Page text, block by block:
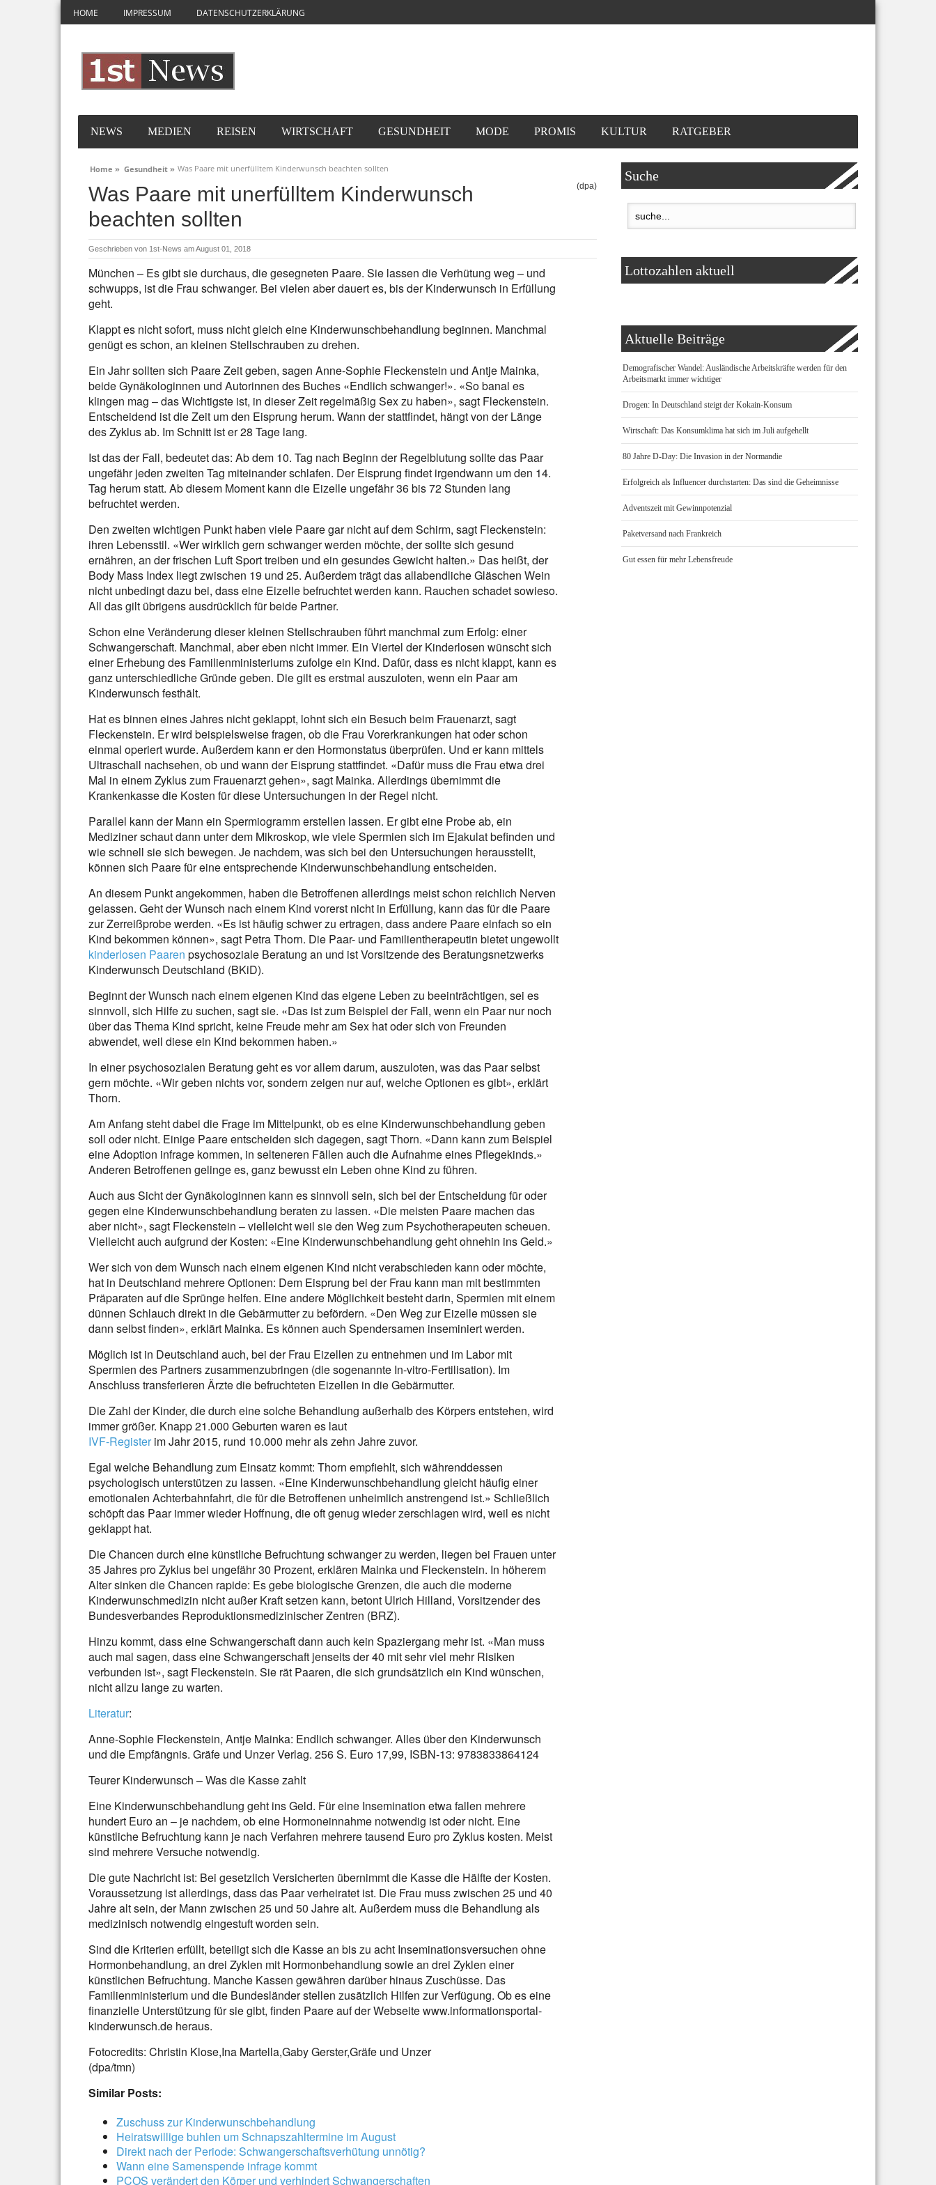
HOME IMPRESSUM DATENSCHUTZERKLÄRUNG
NEWS MEDIEN REISEN WIRTSCHAFT GESUNDHEIT MODE PROMIS KULTUR RATGEBER
Home » Gesundheit » Was Paare mit unerfülltem Kinderwunsch beachten sollten
Was Paare mit unerfülltem Kinderwunsch
beachten sollten
(dpa)
Geschrieben von 1st-News am August 01, 2018
München – Es gibt sie durchaus, die gesegneten Paare. Sie lassen die Verhütung weg – und
schwupps, ist die Frau schwanger. Bei vielen aber dauert es, bis der Kinderwunsch in Erfüllung
geht.
Klappt es nicht sofort, muss nicht gleich eine Kinderwunschbehandlung beginnen. Manchmal
genügt es schon, an kleinen Stellschrauben zu drehen.
Ein Jahr sollten sich Paare Zeit geben, sagen Anne-Sophie Fleckenstein und Antje Mainka,
beide Gynäkologinnen und Autorinnen des Buches «Endlich schwanger!». «So banal es
klingen mag – das Wichtigste ist, in dieser Zeit regelmäßig Sex zu haben», sagt Fleckenstein.
Entscheidend ist die Zeit um den Eisprung herum. Wann der stattfindet, hängt von der Länge
des Zyklus ab. Im Schnitt ist er 28 Tage lang.
Ist das der Fall, bedeutet das: Ab dem 10. Tag nach Beginn der Regelblutung sollte das Paar
ungefähr jeden zweiten Tag miteinander schlafen. Der Eisprung findet irgendwann um den 14.
Tag herum statt. Ab diesem Moment kann die Eizelle ungefähr 36 bis 72 Stunden lang
befruchtet werden.
Den zweiten wichtigen Punkt haben viele Paare gar nicht auf dem Schirm, sagt Fleckenstein:
ihren Lebensstil. «Wer wirklich gern schwanger werden möchte, der sollte sich gesund
ernähren, an der frischen Luft Sport treiben und ein gesundes Gewicht halten.» Das heißt, der
Body Mass Index liegt zwischen 19 und 25. Außerdem trägt das allabendliche Gläschen Wein
nicht unbedingt dazu bei, dass eine Eizelle befruchtet werden kann. Rauchen schadet sowieso.
All das gilt übrigens ausdrücklich für beide Partner.
Schon eine Veränderung dieser kleinen Stellschrauben führt manchmal zum Erfolg: einer
Schwangerschaft. Manchmal, aber eben nicht immer. Ein Viertel der Kinderlosen wünscht sich
einer Erhebung des Familienministeriums zufolge ein Kind. Dafür, dass es nicht klappt, kann es
ganz unterschiedliche Gründe geben. Die gilt es erstmal auszuloten, wenn ein Paar am
Kinderwunsch festhält.
Hat es binnen eines Jahres nicht geklappt, lohnt sich ein Besuch beim Frauenarzt, sagt
Fleckenstein. Er wird beispielsweise fragen, ob die Frau Vorerkrankungen hat oder schon
einmal operiert wurde. Außerdem kann er den Hormonstatus überprüfen. Und er kann mittels
Ultraschall nachsehen, ob und wann der Eisprung stattfindet. «Dafür muss die Frau etwa drei
Mal in einem Zyklus zum Frauenarzt gehen», sagt Mainka. Allerdings übernimmt die
Krankenkasse die Kosten für diese Untersuchungen in der Regel nicht.
Parallel kann der Mann ein Spermiogramm erstellen lassen. Er gibt eine Probe ab, ein
Mediziner schaut dann unter dem Mikroskop, wie viele Spermien sich im Ejakulat befinden und
wie schnell sie sich bewegen. Je nachdem, was sich bei den Untersuchungen herausstellt,
können sich Paare für eine entsprechende Kinderwunschbehandlung entscheiden.
An diesem Punkt angekommen, haben die Betroffenen allerdings meist schon reichlich Nerven
gelassen. Geht der Wunsch nach einem Kind vorerst nicht in Erfüllung, kann das für die Paare
zur Zerreißprobe werden. «Es ist häufig schwer zu ertragen, dass andere Paare einfach so ein
Kind bekommen können», sagt Petra Thorn. Die Paar- und Familientherapeutin bietet ungewollt
kinderlosen Paaren psychosoziale Beratung an und ist Vorsitzende des Beratungsnetzwerks
Kinderwunsch Deutschland (BKiD).
Beginnt der Wunsch nach einem eigenen Kind das eigene Leben zu beeinträchtigen, sei es
sinnvoll, sich Hilfe zu suchen, sagt sie. «Das ist zum Beispiel der Fall, wenn ein Paar nur noch
über das Thema Kind spricht, keine Freude mehr am Sex hat oder sich von Freunden
abwendet, weil diese ein Kind bekommen haben.»
In einer psychosozialen Beratung geht es vor allem darum, auszuloten, was das Paar selbst
gern möchte. «Wir geben nichts vor, sondern zeigen nur auf, welche Optionen es gibt», erklärt
Thorn.
Am Anfang steht dabei die Frage im Mittelpunkt, ob es eine Kinderwunschbehandlung geben
soll oder nicht. Einige Paare entscheiden sich dagegen, sagt Thorn. «Dann kann zum Beispiel
eine Adoption infrage kommen, in selteneren Fällen auch die Aufnahme eines Pflegekinds.»
Anderen Betroffenen gelinge es, ganz bewusst ein Leben ohne Kind zu führen.
Auch aus Sicht der Gynäkologinnen kann es sinnvoll sein, sich bei der Entscheidung für oder
gegen eine Kinderwunschbehandlung beraten zu lassen. «Die meisten Paare machen das
aber nicht», sagt Fleckenstein – vielleicht weil sie den Weg zum Psychotherapeuten scheuen.
Vielleicht auch aufgrund der Kosten: «Eine Kinderwunschbehandlung geht ohnehin ins Geld.»
Wer sich von dem Wunsch nach einem eigenen Kind nicht verabschieden kann oder möchte,
hat in Deutschland mehrere Optionen: Dem Eisprung bei der Frau kann man mit bestimmten
Präparaten auf die Sprünge helfen. Eine andere Möglichkeit besteht darin, Spermien mit einem
dünnen Schlauch direkt in die Gebärmutter zu befördern. «Den Weg zur Eizelle müssen sie
dann selbst finden», erklärt Mainka. Es können auch Spendersamen inseminiert werden.
Möglich ist in Deutschland auch, bei der Frau Eizellen zu entnehmen und im Labor mit
Spermien des Partners zusammenzubringen (die sogenannte In-vitro-Fertilisation). Im
Anschluss transferieren Ärzte die befruchteten Eizellen in die Gebärmutter.
Die Zahl der Kinder, die durch eine solche Behandlung außerhalb des Körpers entstehen, wird
immer größer. Knapp 21.000 Geburten waren es laut
IVF-Register im Jahr 2015, rund 10.000 mehr als zehn Jahre zuvor.
Egal welche Behandlung zum Einsatz kommt: Thorn empfiehlt, sich währenddessen
psychologisch unterstützen zu lassen. «Eine Kinderwunschbehandlung gleicht häufig einer
emotionalen Achterbahnfahrt, die für die Betroffenen unheimlich anstrengend ist.» Schließlich
schöpft das Paar immer wieder Hoffnung, die oft genug wieder zerschlagen wird, weil es nicht
geklappt hat.
Die Chancen durch eine künstliche Befruchtung schwanger zu werden, liegen bei Frauen unter
35 Jahres pro Zyklus bei ungefähr 30 Prozent, erklären Mainka und Fleckenstein. In höherem
Alter sinken die Chancen rapide: Es gebe biologische Grenzen, die auch die moderne
Kinderwunschmedizin nicht außer Kraft setzen kann, betont Ulrich Hilland, Vorsitzender des
Bundesverbandes Reproduktionsmedizinischer Zentren (BRZ).
Hinzu kommt, dass eine Schwangerschaft dann auch kein Spaziergang mehr ist. «Man muss
auch mal sagen, dass eine Schwangerschaft jenseits der 40 mit sehr viel mehr Risiken
verbunden ist», sagt Fleckenstein. Sie rät Paaren, die sich grundsätzlich ein Kind wünschen,
nicht allzu lange zu warten.
Literatur:
Anne-Sophie Fleckenstein, Antje Mainka: Endlich schwanger. Alles über den Kinderwunsch
und die Empfängnis. Gräfe und Unzer Verlag. 256 S. Euro 17,99, ISBN-13: 9783833864124
Teurer Kinderwunsch – Was die Kasse zahlt
Eine Kinderwunschbehandlung geht ins Geld. Für eine Insemination etwa fallen mehrere
hundert Euro an – je nachdem, ob eine Hormoneinnahme notwendig ist oder nicht. Eine
künstliche Befruchtung kann je nach Verfahren mehrere tausend Euro pro Zyklus kosten. Meist
sind mehrere Versuche notwendig.
Die gute Nachricht ist: Bei gesetzlich Versicherten übernimmt die Kasse die Hälfte der Kosten.
Voraussetzung ist allerdings, dass das Paar verheiratet ist. Die Frau muss zwischen 25 und 40
Jahre alt sein, der Mann zwischen 25 und 50 Jahre alt. Außerdem muss die Behandlung als
medizinisch notwendig eingestuft worden sein.
Sind die Kriterien erfüllt, beteiligt sich die Kasse an bis zu acht Inseminationsversuchen ohne
Hormonbehandlung, an drei Zyklen mit Hormonbehandlung sowie an drei Zyklen einer
künstlichen Befruchtung. Manche Kassen gewähren darüber hinaus Zuschüsse. Das
Familienministerium und die Bundesländer stellen zusätzlich Hilfen zur Verfügung. Ob es eine
finanzielle Unterstützung für sie gibt, finden Paare auf der Webseite www.informationsportal-
kinderwunsch.de heraus.
Fotocredits: Christin Klose,Ina Martella,Gaby Gerster,Gräfe und Unzer
(dpa/tmn)
Similar Posts:
Zuschuss zur Kinderwunschbehandlung
Heiratswillige buhlen um Schnapszahltermine im August
Direkt nach der Periode: Schwangerschaftsverhütung unnötig?
Wann eine Samenspende infrage kommt
PCOS verändert den Körper und verhindert Schwangerschaften
Suche
Lottozahlen aktuell
Aktuelle Beiträge
Demografischer Wandel: Ausländische Arbeitskräfte werden für den
Arbeitsmarkt immer wichtiger
Drogen: In Deutschland steigt der Kokain-Konsum
Wirtschaft: Das Konsumklima hat sich im Juli aufgehellt
80 Jahre D-Day: Die Invasion in der Normandie
Erfolgreich als Influencer durchstarten: Das sind die Geheimnisse
Adventszeit mit Gewinnpotenzial
Paketversand nach Frankreich
Gut essen für mehr Lebensfreude